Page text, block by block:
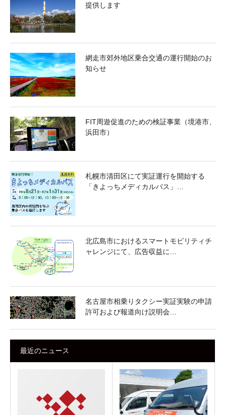
提供します
網走市郊外地区乗合交通の運行開始のお
知らせ
FIT周遊促進のための検証事業（境港市、
浜田市）
札幌市清田区にて実証運行を開始する
「きよっちメディカルバス」…
北広島市におけるスマートモビリティチ
ャレンジにて、広告収益に…
名古屋市相乗りタクシー実証実験の申請
許可および報道向け説明会…
最近のニュース